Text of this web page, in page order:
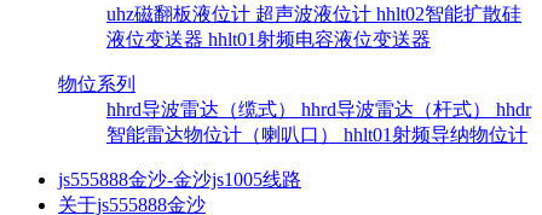
uhz磁翻板液位计 超声波液位计 hhlt02智能扩散硅
液位变送器 hhlt01射频电容液位变送器
物位系列
hhrd导波雷达（缆式） hhrd导波雷达（杆式） hhdr
智能雷达物位计（喇叭口） hhlt01射频导纳物位计
js555888金沙-金沙js1005线路
关于js555888金沙